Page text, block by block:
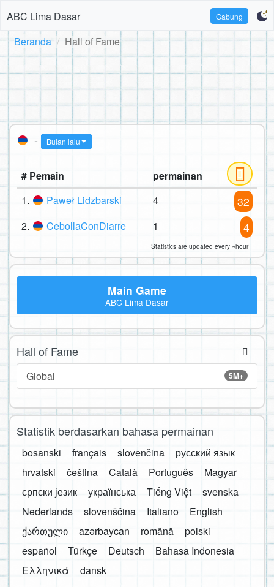
ABC Lima Dasar Gabung
Beranda Hall of Fame
- Bulan lalu
# Pemain
permainan
1.
Paweł Lidzbarski 4 32
2. CebollaConDiarre 1 4
Statistics are updated every ~hour
Main Game
ABC Lima Dasar
Hall of Fame
5M+
Global
Statistik berdasarkan bahasa permainan
bosanski français slovenčina
русский язык
hrvatski
čeština Català Português
Magyar
српски језик
українська Tiếng Việt
svenska
Nederlands
slovenščina Italiano
English
ქართული
azərbaycan română
polski
español
Türkçe Deutsch
Bahasa Indonesia
Ελληνικά
dansk